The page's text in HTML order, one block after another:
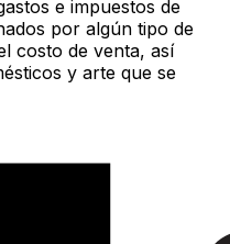
e impuestos de
por algún tipo de
costo de venta, así
y arte que se